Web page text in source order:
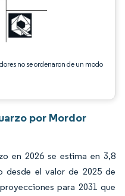
no se ordenaron de un modo
por Mordor
en 2026 se estima en 3,8
desde el valor de 2025 de
para 2031 que